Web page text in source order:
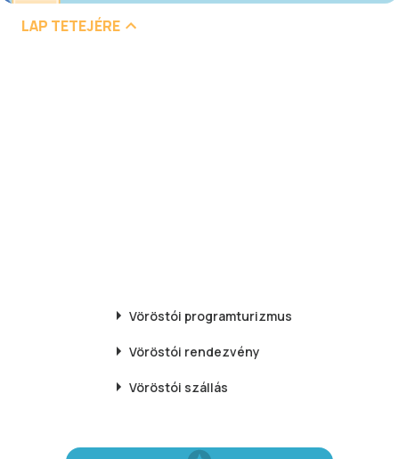
LAP TETEJÉRE
Vöröstói programturizmus
Vöröstói rendezvény
Vöröstói szállás